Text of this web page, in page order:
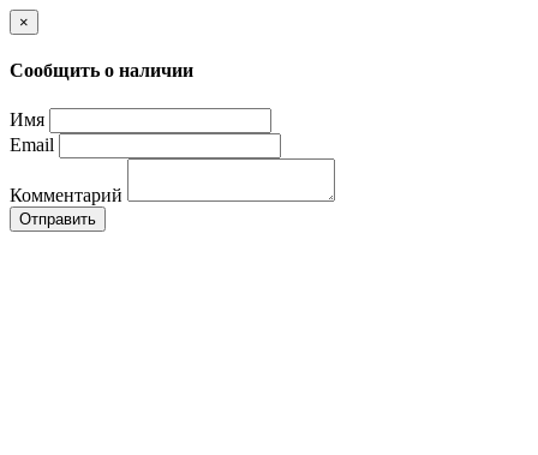
×
Сообщить о наличии
Имя
Email
Комментарий
Отправить